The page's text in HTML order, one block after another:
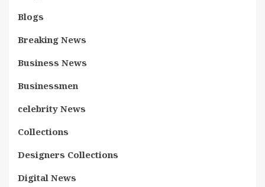
Blogs
Breaking News
Business News
Businessmen
celebrity News
Collections
Designers Collections
Digital News